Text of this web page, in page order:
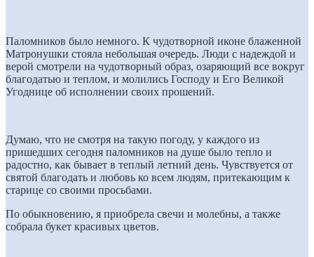
Паломников было немного. К чудотворной иконе блаженной
Матронушки стояла небольшая очередь. Люди с надеждой и
верой смотрели на чудотворный образ, озаряющий все вокруг
благодатью и теплом, и молились Господу и Его Великой
Угоднице об исполнении своих прошений.
Думаю, что не смотря на такую погоду, у каждого из
пришедших сегодня паломников на душе было тепло и
радостно, как бывает в теплый летний день. Чувствуется от
святой благодать и любовь ко всем людям, притекающим к
старице со своими просьбами.
По обыкновению, я приобрела свечи и молебны, а также
собрала букет красивых цветов.